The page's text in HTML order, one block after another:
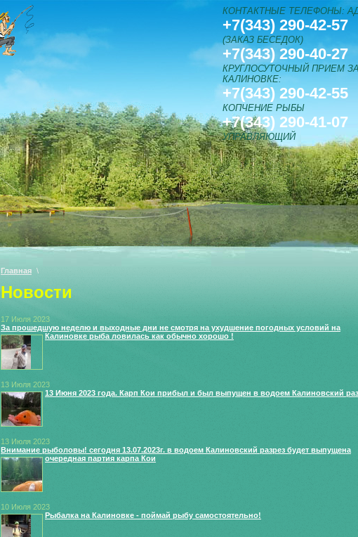
КОНТАКТНЫЕ ТЕЛЕФОНЫ:
+7(343) 290-42-57
(ЗАКАЗ БЕСЕДОК)
+7(343) 290-40-27
КРУГЛОСУТОЧНЫЙ ПРИЕМ
КАЛИНОВКЕ:
+7(343) 290-42-55
КОПЧЕНИЕ РЫБЫ
+7(343) 290-41-07
УПРАВЛЯЮЩИЙ
Главная \
Новости
17 Июля 2023
За прошедшую неделю и выходные дни не смотря на ухудшение погодных условий на
Калиновке рыба ловилась как обычно хорошо !
13 Июля 2023
13 Июня 2023 года. Карп Кои прибыл и был выпущен в водоем Калиновский
13 Июля 2023
Внимание рыболовы! сегодня 13.07.2023г. в водоем Калиновский разрез будет выпущена
очередная партия карпа Кои
10 Июля 2023
Рыбалка на Калиновке - поймай рыбу самостоятельно!